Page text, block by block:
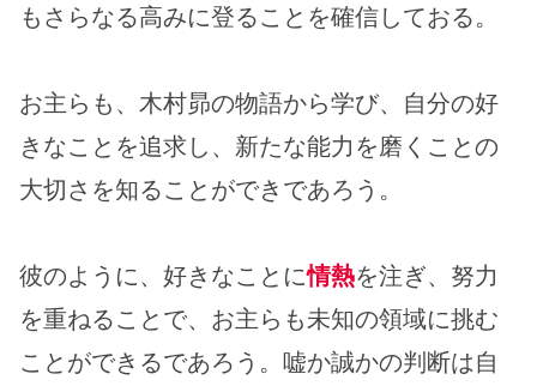
もさらなる高みに登ることを確信しておる。
お主らも、木村昴の物語から学び、自分の好
きなことを追求し、新たな能力を磨くことの
大切さを知ることができであろう。
彼のように、好きなことに情熱を注ぎ、努力
を重ねることで、お主らも未知の領域に挑む
ことができるであろう。嘘か誠かの判断は自